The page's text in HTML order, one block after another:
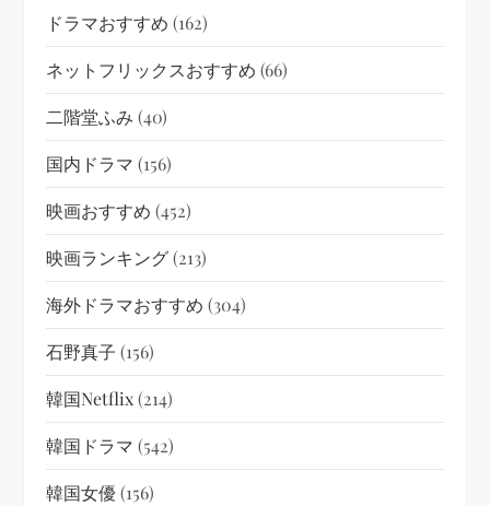
ドラマおすすめ (162)
ネットフリックスおすすめ (66)
二階堂ふみ (40)
国内ドラマ (156)
映画おすすめ (452)
映画ランキング(213)
海外ドラマおすすめ (304)
石野真子 (156)
韓国netflix(214)
韓国ドラマ (542)
韓国女優(156)